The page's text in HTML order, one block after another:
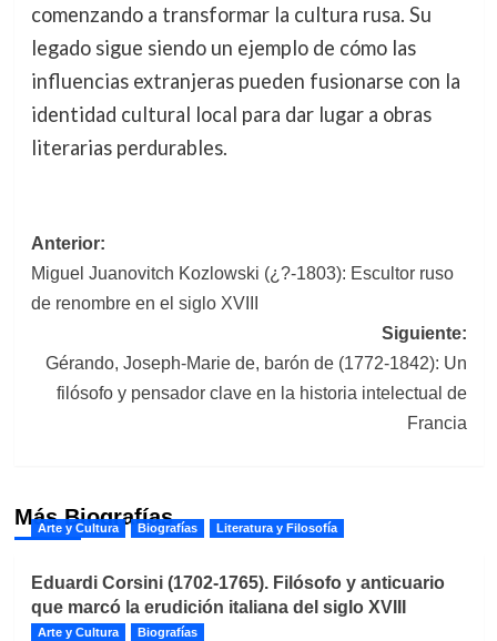
comenzando a transformar la cultura rusa. Su
legado sigue siendo un ejemplo de cómo las
influencias extranjeras pueden fusionarse con la
identidad cultural local para dar lugar a obras
literarias perdurables.
Navegación
de
Anterior:
Miguel Juanovitch Kozlowski (¿?-1803): Escultor ruso
de renombre en el siglo XVIII
Siguiente:
Gérando, Joseph-Marie de, barón de (1772-1842): Un
filósofo y pensador clave en la historia intelectual de
Francia
Más Biografías
Arte y Cultura Biografías Literatura y Filosofía
Eduardi Corsini (1702-1765). Filósofo y anticuario
que marcó la erudición italiana del siglo XVIII
Arte y Cultura Biografías